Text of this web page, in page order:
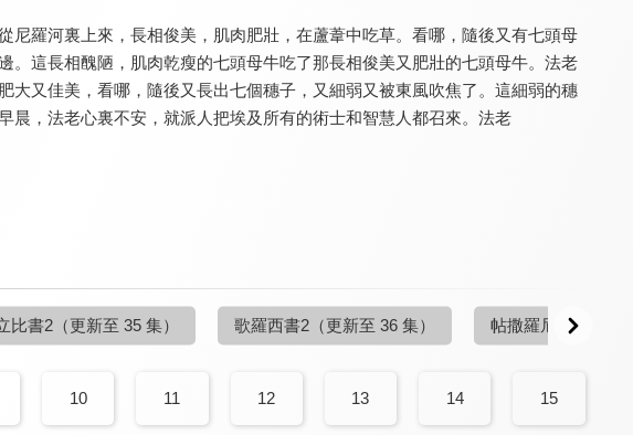
羅河裏上來，長相俊美，肌肉肥壯，在蘆葦中吃草。看哪，隨後又有七頭母
這長相醜陋，肌肉乾瘦的七頭母牛吃了那長相俊美又肥壯的七頭母牛。法老
又佳美，看哪，隨後又長出七個穗子，又細弱又被東風吹焦了。這細弱的穗
，法老心裏不安，就派人把埃及所有的術士和智慧人都召來。法老
比書2 （更新至 35 集） 歌羅西書2 （更新至 36 集） 帖撒羅尼迦前書2
10 11 12 13 14 15